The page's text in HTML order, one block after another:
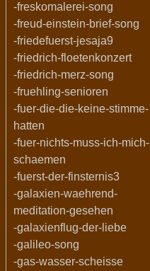
-freskomalerei-song
-freud-einstein-brief-song
-friedefuerst-jesaja9
-friedrich-floetenkonzert
-friedrich-merz-song
-fruehling-senioren
-fuer-die-die-keine-stimme-
hatten
-fuer-nichts-muss-ich-mich-
schaemen
-fuerst-der-finsternis3
-galaxien-waehrend-
meditation-gesehen
-galaxienflug-der-liebe
-galileo-song
-gas-wasser-scheisse